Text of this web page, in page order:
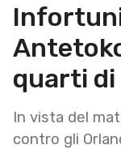
quarti di
In vista del
contro gli